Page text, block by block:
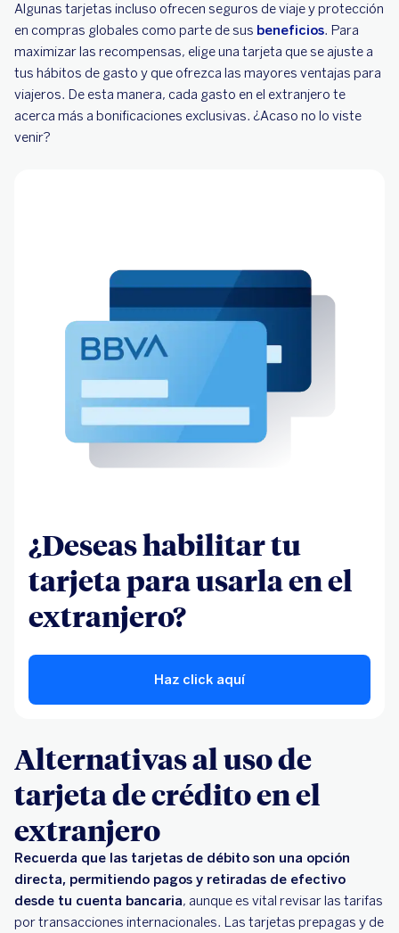
Algunas tarjetas incluso ofrecen seguros de viaje y protección
en compras globales como parte de sus beneficios. Para
maximizar las recompensas, elige una tarjeta que se ajuste a
tus hábitos de gasto y que ofrezca las mayores ventajas para
viajeros. De esta manera, cada gasto en el extranjero te
acerca más a bonificaciones exclusivas. ¿Acaso no lo viste
venir?
¿Deseas habilitar tu
tarjeta para usarla en el
extranjero?
Haz click aquí
Alternativas al uso de
tarjeta de crédito en el
extranjero
Recuerda que las tarjetas de débito son una opción
directa, permitiendo pagos y retiradas de efectivo
desde tu cuenta bancaria, aunque es vital revisar las tarifas
por transacciones internacionales. Las tarjetas prepagas y de